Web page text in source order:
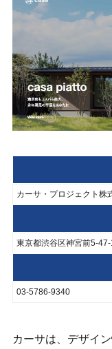
カーサ・プロジェクト株
東京都渋谷区神宮前5-
03-5786-9340
カーサは、デザイ